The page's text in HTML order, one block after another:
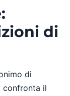
di
di
confronta il